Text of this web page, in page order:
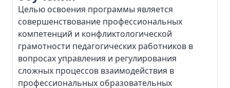
Целью освоения программы является
совершенствование профессиональных
компетенций и конфликтологической
грамотности педагогических работников в
вопросах управления и регулирования
сложных процессов взаимодействия в
профессиональных образовательных